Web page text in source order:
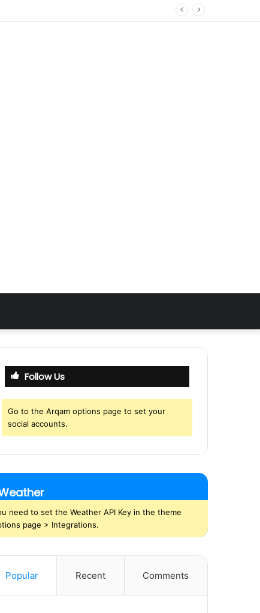
Follow Us
Go to the Arqam options page to set your
social accounts.
need to set the Weather API Key in the theme
page > Integrations.
Popular Recent Comments